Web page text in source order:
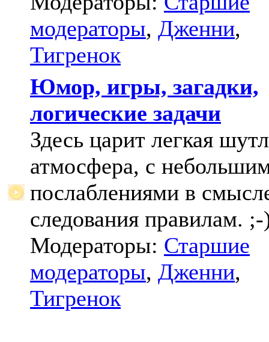
модераторы, Дженни,
Тигренок
Юмор, игры, загадки,
логические задачи
Здесь царит легкая
атмосфера, с
послаблениями в
следования правилам.
Модераторы: Старшие
модераторы, Дженни,
Тигренок